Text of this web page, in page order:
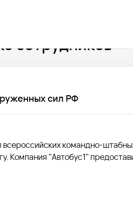
сотрудников
сил РФ
всероссийских командно-
Компания "Автобус1"